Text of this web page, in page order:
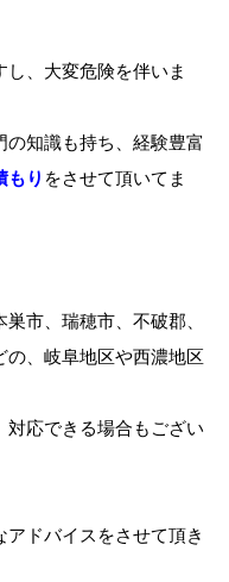
、大変危険を伴いま
の知識も持ち、経験豊富
もり をさせて頂いてま
市、瑞穂市、不破郡、
、岐阜地区や西濃地区
対応できる場合もござい
ドバイスをさせて頂き